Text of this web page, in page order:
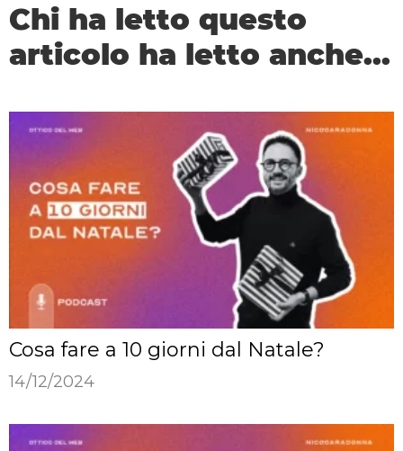
Chi ha letto questo
articolo ha letto anche...
Cosa fare a 10 giorni dal Natale?
14/12/2024